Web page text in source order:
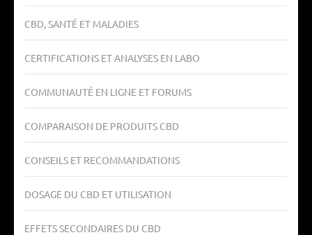
CBD, SANTÉ ET MALADIES
CERTIFICATIONS ET ANALYSES EN LABO
COMMUNAUTÉ EN LIGNE ET FORUMS
COMPARAISON DE PRODUITS CBD
CONSEILS ET RECOMMANDATIONS
DOSAGE DU CBD ET UTILISATION
EFFETS SECONDAIRES DU CBD